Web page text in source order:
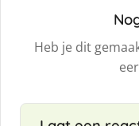
Heb je dit